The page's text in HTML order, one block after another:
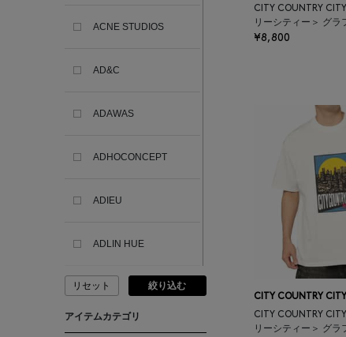
ACNE STUDIOS
AD&C
ADAWAS
ADHOCONCEPT
ADIEU
ADLIN HUE
ADVISORY BOARD
リセット 絞り込む
アイテムカテゴリ
CITY COUNTRY
リーシティー＞ グラ
¥8,800
CITY COUNTRY CITY
CITY COUNTRY
リーシティー＞ グラ